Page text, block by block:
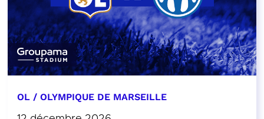
OL / OLYMPIQUE DE MARSEILLE